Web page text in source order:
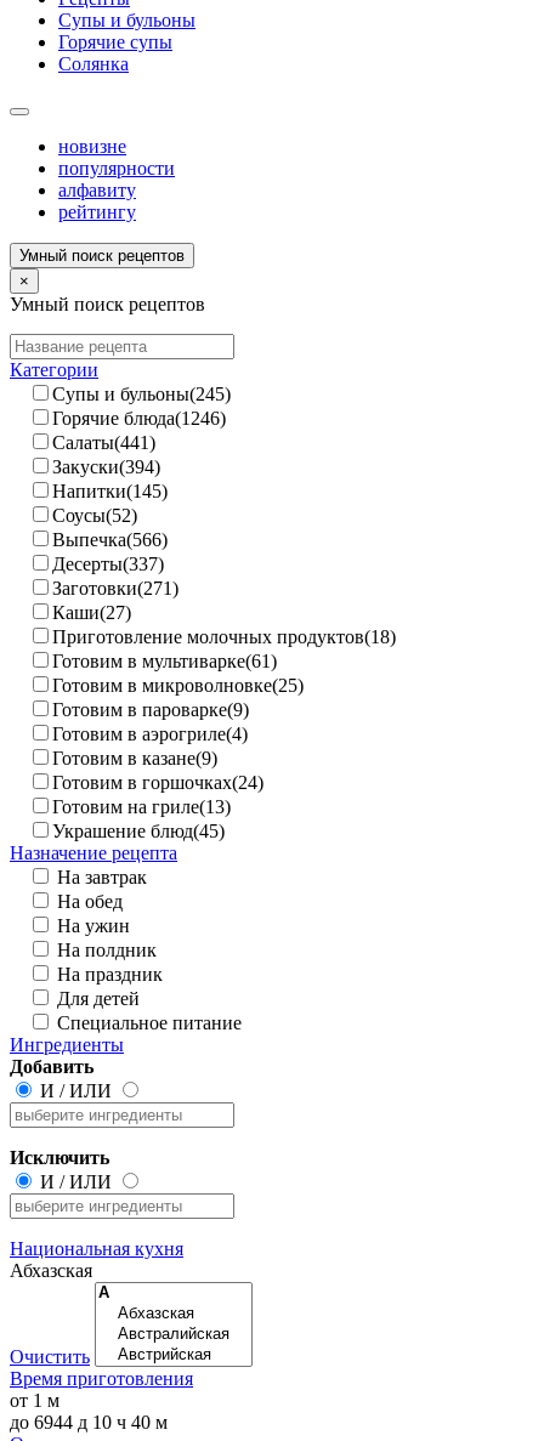
Супы и бульоны
Горячие супы
Солянка
новизне
популярности
алфавиту
рейтингу
Умный поиск рецептов
×
Умный поиск рецептов
Категории
Супы и бульоны(245)
Горячие блюда(1246)
Салаты(441)
Закуски(394)
Напитки(145)
Соусы(52)
Выпечка(566)
Десерты(337)
Заготовки(271)
Каши(27)
Приготовление молочных продуктов(18)
Готовим в мультиварке(61)
Готовим в микроволновке(25)
Готовим в пароварке(9)
Готовим в аэрогриле(4)
Готовим в казане(9)
Готовим в горшочках(24)
Готовим на гриле(13)
Украшение блюд(45)
Назначение рецепта
На завтрак
На обед
На ужин
На полдник
На праздник
Для детей
Специальное питание
Ингредиенты
Добавить
И /ИЛИ
Исключить
И /ИЛИ
Национальная кухня
Абхазская
Очистить
Время приготовления
от 1 м
до 6944 д 10 ч 40 м